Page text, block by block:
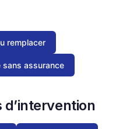
remplacer
sans assurance